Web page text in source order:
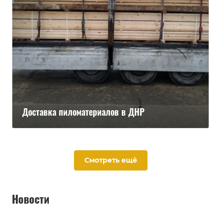
Доставка пиломатериалов в ДНР
Смотреть ещё
Новости